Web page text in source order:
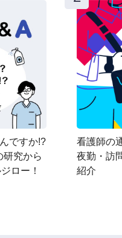
ですか!?
研究から
ロー！
看護師の
夜勤・訪
紹介